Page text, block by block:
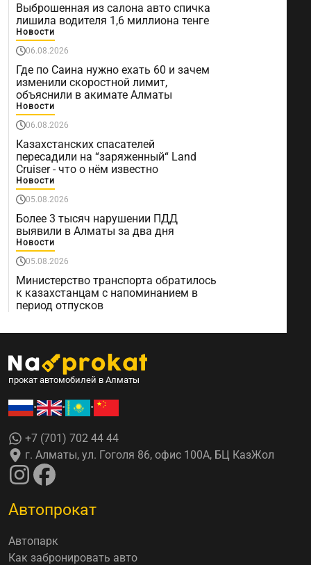
Выброшенная из салона авто спичка
лишила водителя 1,6 миллиона тенге
Новости
06.08.2026
Где по Саина нужно ехать 60 и зачем
изменили скоростной лимит,
объяснили в акимате Алматы
Новости
06.08.2026
Казахстанских спасателей
пересадили на “заряженный“ Land
Cruiser - что о нём известно
Новости
05.08.2026
Более 3 тысяч нарушении ПДД
выявили в Алматы за два дня
Новости
05.08.2026
Министерство транспорта обратилось
к казахстанцам с напоминанием в
период отпусков
прокат автомобилей в Алматы
• • •
+7 (701) 702 44 44
г. Алматы, ул. Гоголя 86, офис 100А, БЦ КазЖол
Автопрокат
Автопарк
Как забронировать авто